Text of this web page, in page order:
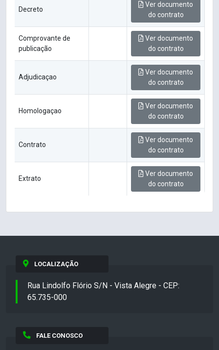
Decreto
Ver documento
do contrato
Comprovante de
publicação
Ver documento
do contrato
Adjudicaçao
Ver documento
do contrato
Homologaçao
Ver documento
do contrato
Contrato
Ver documento
do contrato
Extrato
Ver documento
do contrato
LOCALIZAÇÃO
Rua Lindolfo Flório S/N - Vista Alegre - CEP:
65.735-000
FALE CONOSCO